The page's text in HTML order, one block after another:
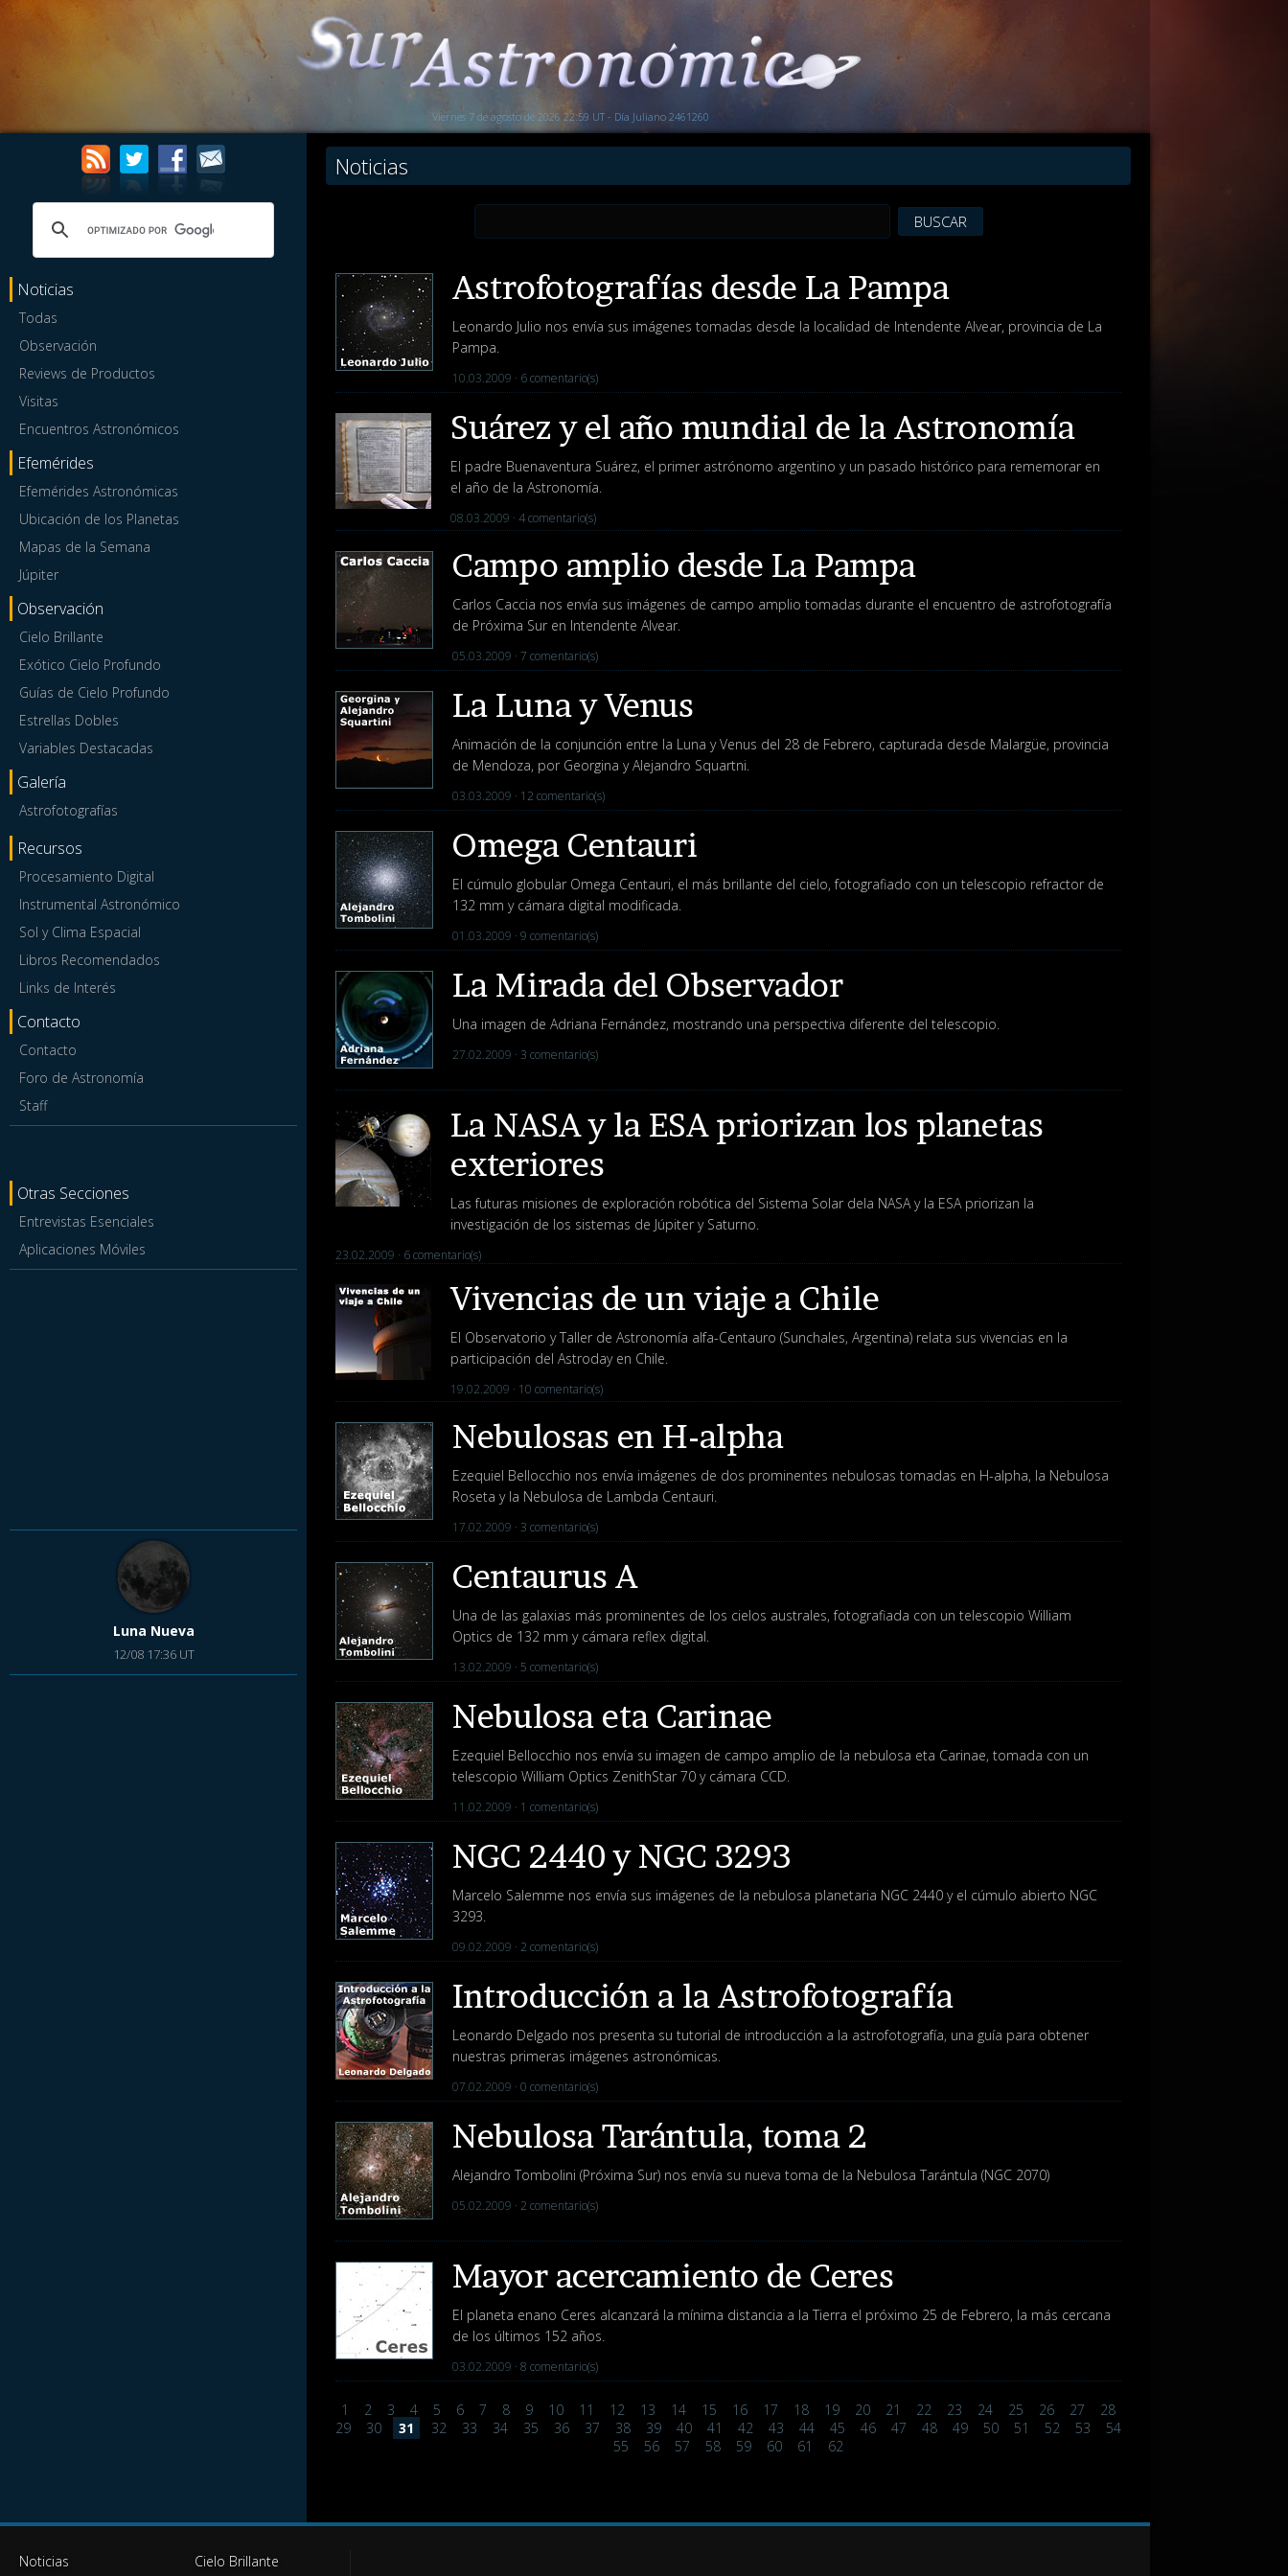
Viernes 7 de agosto de 2026 22:59 UT - Día Juliano 2461260
Noticias
Todas
Observación
Reviews de Productos
Visitas
Encuentros Astronómicos
Efemérides
Efemérides Astronómicas
Ubicación de los Planetas
Mapas de la Semana
Júpiter
Observación
Cielo Brillante
Exótico Cielo Profundo
Guías de Cielo Profundo
Estrellas Dobles
Variables Destacadas
Galería
Astrofotografías
Recursos
Procesamiento Digital
Instrumental Astronómico
Sol y Clima Espacial
Libros Recomendados
Links de Interés
Contacto
Contacto
Foro de Astronomía
Staff
Otras Secciones
Entrevistas Esenciales
Aplicaciones Móviles
Luna Nueva
12/08 17:36 UT
Noticias
BUSCAR
Astrofotografías desde La Pampa
Leonardo Julio nos envía sus imágenes tomadas desde la localidad de Intendente Alvear, provincia de La
Pampa.
10.03.2009 · 6 comentario(s)
Suárez y el año mundial de la Astronomía
El padre Buenaventura Suárez, el primer astrónomo argentino y un pasado histórico para rememorar en
el año de la Astronomía.
08.03.2009 · 4 comentario(s)
Campo amplio desde La Pampa
Carlos Caccia nos envía sus imágenes de campo amplio tomadas durante el encuentro de astrofotografía
de Próxima Sur en Intendente Alvear.
05.03.2009 · 7 comentario(s)
La Luna y Venus
Animación de la conjunción entre la Luna y Venus del 28 de Febrero, capturada desde Malargüe, provincia
de Mendoza, por Georgina y Alejandro Squartni.
03.03.2009 · 12 comentario(s)
Omega Centauri
El cúmulo globular Omega Centauri, el más brillante del cielo, fotografiado con un telescopio refractor de
132 mm y cámara digital modificada.
01.03.2009 · 9 comentario(s)
La Mirada del Observador
Una imagen de Adriana Fernández, mostrando una perspectiva diferente del telescopio.
27.02.2009 · 3 comentario(s)
La NASA y la ESA priorizan los planetas
exteriores
Las futuras misiones de exploración robótica del Sistema Solar dela NASA y la ESA priorizan la
investigación de los sistemas de Júpiter y Saturno.
23.02.2009 · 6 comentario(s)
Vivencias de un viaje a Chile
El Observatorio y Taller de Astronomía alfa-Centauro (Sunchales, Argentina) relata sus vivencias en la
participación del Astroday en Chile.
19.02.2009 · 10 comentario(s)
Nebulosas en H-alpha
Ezequiel Bellocchio nos envía imágenes de dos prominentes nebulosas tomadas en H-alpha, la Nebulosa
Roseta y la Nebulosa de Lambda Centauri.
17.02.2009 · 3 comentario(s)
Centaurus A
Una de las galaxias más prominentes de los cielos australes, fotografiada con un telescopio William
Optics de 132 mm y cámara reflex digital.
13.02.2009 · 5 comentario(s)
Nebulosa eta Carinae
Ezequiel Bellocchio nos envía su imagen de campo amplio de la nebulosa eta Carinae, tomada con un
telescopio William Optics ZenithStar 70 y cámara CCD.
11.02.2009 · 1 comentario(s)
NGC 2440 y NGC 3293
Marcelo Salemme nos envía sus imágenes de la nebulosa planetaria NGC 2440 y el cúmulo abierto NGC
3293.
09.02.2009 · 2 comentario(s)
Introducción a la Astrofotografía
Leonardo Delgado nos presenta su tutorial de introducción a la astrofotografía, una guía para obtener
nuestras primeras imágenes astronómicas.
07.02.2009 · 0 comentario(s)
Nebulosa Tarántula, toma 2
Alejandro Tombolini (Próxima Sur) nos envía su nueva toma de la Nebulosa Tarántula (NGC 2070)
05.02.2009 · 2 comentario(s)
Mayor acercamiento de Ceres
El planeta enano Ceres alcanzará la mínima distancia a la Tierra el próximo 25 de Febrero, la más cercana
de los últimos 152 años.
03.02.2009 · 8 comentario(s)
1 2 3 4 5 6 7 8 9 10 11 12 13 14 15 16 17 18 19 20 21 22 23 24 25 26 27
28
29
30 31 32 33 34 35 36 37 38 39 40 41 42 43 44 45 46 47 48 49 50 51 52 53
54
55
56 57 58 59 60 61 62
Noticias
Cielo Brillante